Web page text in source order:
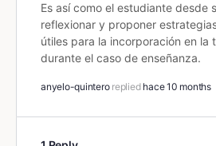
Es así como el estudiante desde
reflexionar y proponer
útiles para la incorporación en la
durante el caso de enseñanza.
anyelo-quintero replied hace 10 months